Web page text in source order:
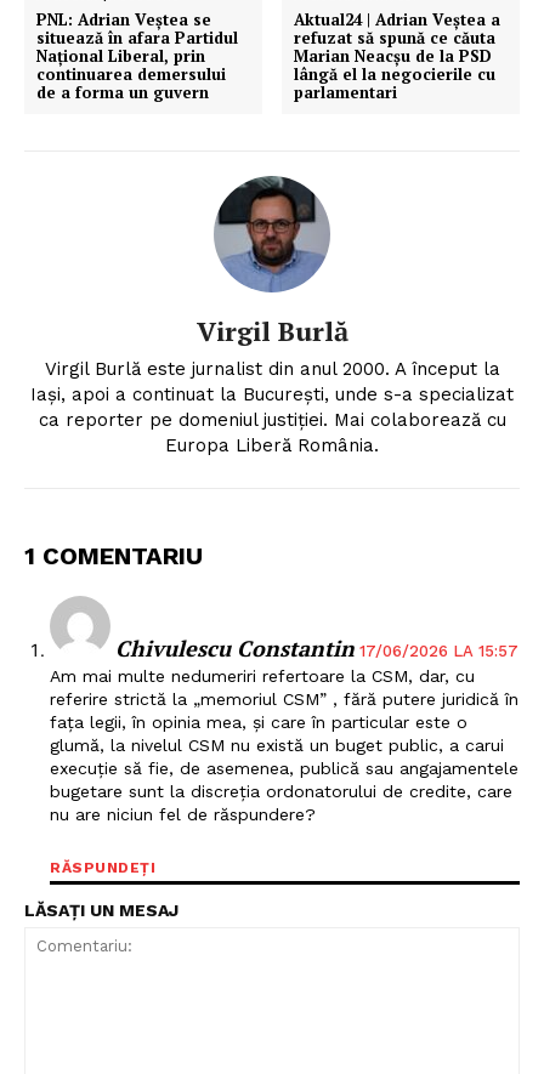
Un proiect
PRESShub
Despre noi / Echipa
Proiecte editoriale
Contact
PNL: Adrian Veștea se
situează în afara Partidul
Național Liberal, prin
continuarea demersului
de a forma un guvern
Aktual24 | Adrian Veștea a
refuzat să spună ce căuta
Marian Neacșu de la PSD
lângă el la negocierile cu
parlamentari
Virgil Burlă
Virgil Burlă este jurnalist din anul 2000. A început la
Iași, apoi a continuat la București, unde s-a specializat
ca reporter pe domeniul justiției. Mai colaborează cu
Europa Liberă România.
1 COMENTARIU
Chivulescu Constantin 17/06/2026 LA 15:57
Am mai multe nedumeriri refertoare la CSM, dar, cu
referire strictă la „memoriul CSM” , fără putere juridică în
fața legii, în opinia mea, și care în particular este o
glumă, la nivelul CSM nu există un buget public, a carui
execuție să fie, de asemenea, publică sau angajamentele
bugetare sunt la discreția ordonatorului de credite, care
nu are niciun fel de răspundere?
RĂSPUNDEȚI
LĂSAȚI UN MESAJ